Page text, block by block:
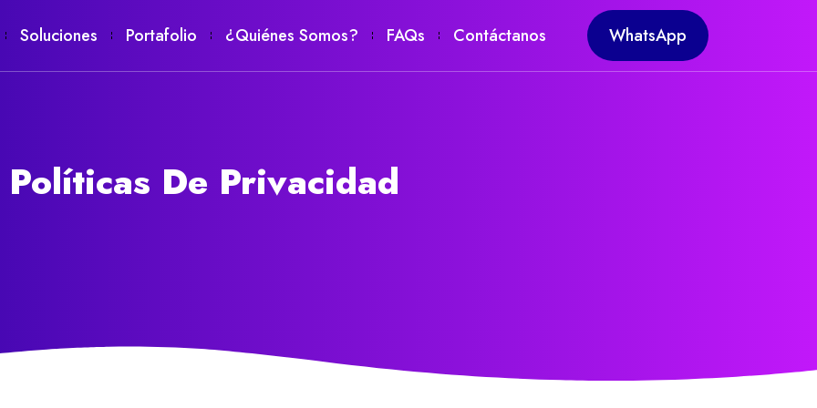
Soluciones Portafolio ¿Quiénes Somos? FAQs Contáctanos WhatsApp
Políticas De Privacidad